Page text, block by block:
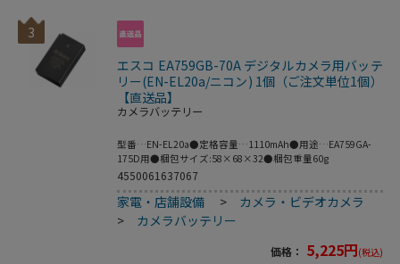
3
エスコ EA759GB-70A デジタルカメラ用バッテ
リー(EN-EL20a/ニコン) 1個（ご注文単位1個）
【直送品】
カメラバッテリー
型番…EN-EL20a●定格容量…1110mAh●用途…EA759GA-
175D用●梱包サイズ:58×68×32●梱包重量60g
4550061637067
家電・店舗設備 > カメラ・ビデオカメラ
> カメラバッテリー
価格： 5,225円(税込)